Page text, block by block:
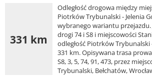
331 km
Odległość drogowa między
Piotrków Trybunalski - Jelenia
wybranego wariantu przejazdu.
drogi 74 i S8 i miejscowości
odległość Piotrków Trybunalski
331 km. Opisywana trasa
S8, 3, 5, 74, 91, 473, przez
Trybunalski, Bełchatów,